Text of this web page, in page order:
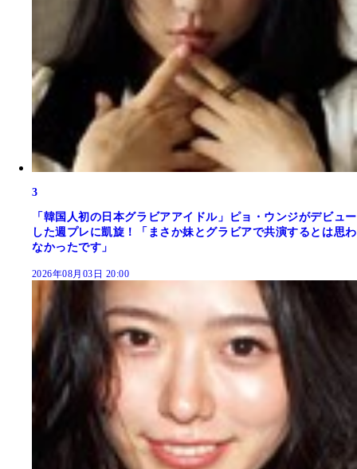
3
「韓国人初の日本グラビアアイドル」ピョ・ウンジがデビュー
した週プレに凱旋！「まさか妹とグラビアで共演するとは思わ
なかったです」
2026年08月03日 20:00